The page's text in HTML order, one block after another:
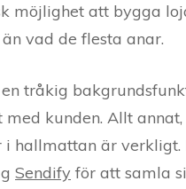
möjlighet att bygga
vad de flesta anar.
tråkig
kunden. Allt
i hallmattan är
Sendify för att samla